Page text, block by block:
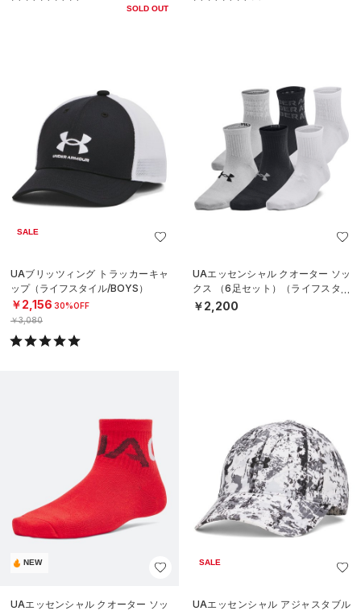
SOLD OUT
SALE
UAブリッツィング トラッカーキャ
ップ（ライフスタイル/BOYS）
￥2,156 30%OFF
￥3,080
UAエッセンシャル クオーター ソッ
クス （6足セット）（ライフスタイ
ル/KIDS）
￥2,200
NEW
UAエッセンシャル クオーター ソッ
SALE
UAエッセンシャル アジャスタブル